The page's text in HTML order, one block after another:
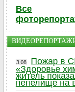
Все
3.08
Пожар в
«Здоровье
житель
пепелище на